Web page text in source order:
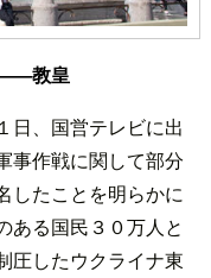
――教皇
日、国営テレビに出
事作戦に関して部分
したことを明らかに
ある国民３０万人と
圧したウクライナ東